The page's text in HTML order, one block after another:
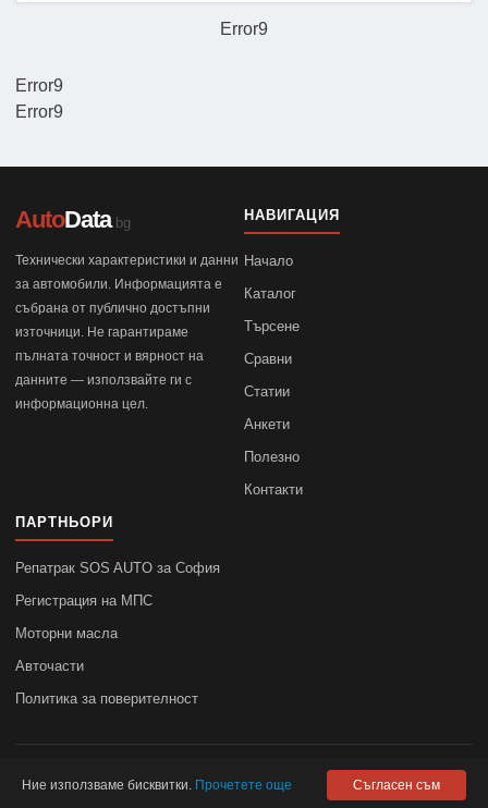
Error9
Error9
Error9
AutoData.bg
Технически характеристики и данни
за автомобили. Информацията е
събрана от публично достъпни
източници. Не гарантираме
пълната точност и вярност на
данните — използвайте ги с
информационна цел.
НАВИГАЦИЯ
Начало
Каталог
Търсене
Сравни
Статии
Анкети
Полезно
Контакти
ПАРТНЬОРИ
Репатрак SOS AUTO за София
Регистрация на МПС
Моторни масла
Авточасти
Политика за поверителност
autodata.bg не носи отговорност за точността на данните.
Ние използваме бисквитки. Прочетете още Съгласен съм